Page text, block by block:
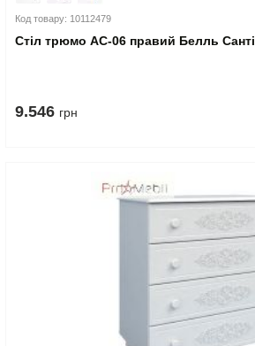
Код товару: 10112479
Стіл трюмо АС-06 правий Белль Санті
9.546 грн